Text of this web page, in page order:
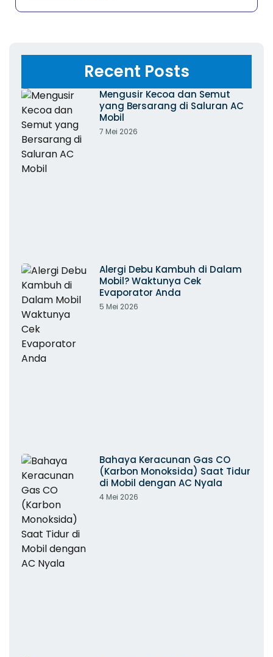
Recent Posts
Mengusir Kecoa dan Semut
yang Bersarang di Saluran AC
Mobil
7 Mei 2026
Alergi Debu Kambuh di Dalam
Mobil? Waktunya Cek
Evaporator Anda
5 Mei 2026
Bahaya Keracunan Gas CO
(Karbon Monoksida) Saat Tidur
di Mobil dengan AC Nyala
4 Mei 2026